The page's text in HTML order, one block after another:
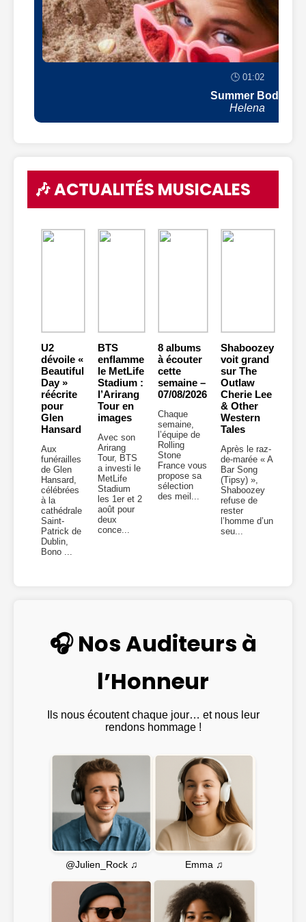
🕒 01:02
Summer Body
Helena
🎶 ACTUALITÉS MUSICALES
U2
dévoile «
Beautiful
Day »
réécrite
pour
Glen
Hansard
Aux
funérailles
de Glen
Hansard,
célébrées
à la
cathédrale
Saint-
Patrick de
Dublin,
Bono ...
BTS
enflamme
le MetLife
Stadium :
l’Arirang
Tour en
images
Avec son
Arirang
Tour, BTS
a investi le
MetLife
Stadium
les 1er et 2
août pour
deux
conce...
8 albums
à écouter
cette
semaine –
07/08/2026
Chaque
semaine,
l’équipe de
Rolling
Stone
France vous
propose sa
sélection
des meil...
Shaboozey
voit grand
sur The
Outlaw
Cherie Lee
& Other
Western
Tales
Après le raz-
de-marée « A
Bar Song
(Tipsy) »,
Shaboozey
refuse de
rester
l’homme d’un
seu...
🎧 Nos Auditeurs à
l’Honneur
Ils nous écoutent chaque jour… et nous leur
rendons hommage !
@Julien_Rock ♫ Emma ♫